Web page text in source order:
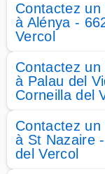
Contactez
à Alénya -
Vercol
Contactez
à Palau del
Corneilla del
Contactez
à St Nazaire
del Vercol